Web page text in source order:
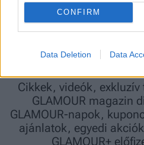
CONFIRM
Data Deletion Data